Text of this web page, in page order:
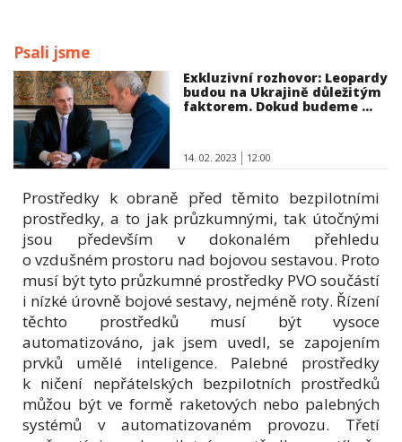
Psali jsme
Exkluzivní rozhovor: Leopardy
budou na Ukrajině důležitým
faktorem. Dokud budeme ...
14. 02. 2023 12:00
Prostředky k obraně před těmito bezpilotními
prostředky, a to jak průzkumnými, tak útočnými
jsou především v dokonalém přehledu
o vzdušném prostoru nad bojovou sestavou. Proto
musí být tyto průzkumné prostředky PVO součástí
i nízké úrovně bojové sestavy, nejméně roty. Řízení
těchto prostředků musí být vysoce
automatizováno, jak jsem uvedl, se zapojením
prvků umělé inteligence. Palebné prostředky
k ničení nepřátelských bezpilotních prostředků
můžou být ve formě raketových nebo palebných
systémů v automatizovaném provozu. Třetí